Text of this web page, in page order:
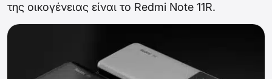
της οικογένειας είναι το Redmi Note 11R.